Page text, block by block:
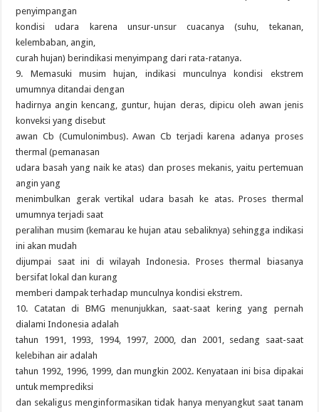
penyimpangan
kondisi udara karena unsur-unsur cuacanya (suhu, tekanan,
kelembaban, angin,
curah hujan) berindikasi menyimpang dari rata-ratanya.
9. Memasuki musim hujan, indikasi munculnya kondisi ekstrem
umumnya ditandai dengan
hadirnya angin kencang, guntur, hujan deras, dipicu oleh awan jenis
konveksi yang disebut
awan Cb (Cumulonimbus). Awan Cb terjadi karena adanya proses
thermal (pemanasan
udara basah yang naik ke atas) dan proses mekanis, yaitu pertemuan
angin yang
menimbulkan gerak vertikal udara basah ke atas. Proses thermal
umumnya terjadi saat
peralihan musim (kemarau ke hujan atau sebaliknya) sehingga indikasi
ini akan mudah
dijumpai saat ini di wilayah Indonesia. Proses thermal biasanya
bersifat lokal dan kurang
memberi dampak terhadap munculnya kondisi ekstrem.
10. Catatan di BMG menunjukkan, saat-saat kering yang pernah
dialami Indonesia adalah
tahun 1991, 1993, 1994, 1997, 2000, dan 2001, sedang saat-saat
kelebihan air adalah
tahun 1992, 1996, 1999, dan mungkin 2002. Kenyataan ini bisa dipakai
untuk memprediksi
dan sekaligus menginformasikan tidak hanya menyangkut saat tanam